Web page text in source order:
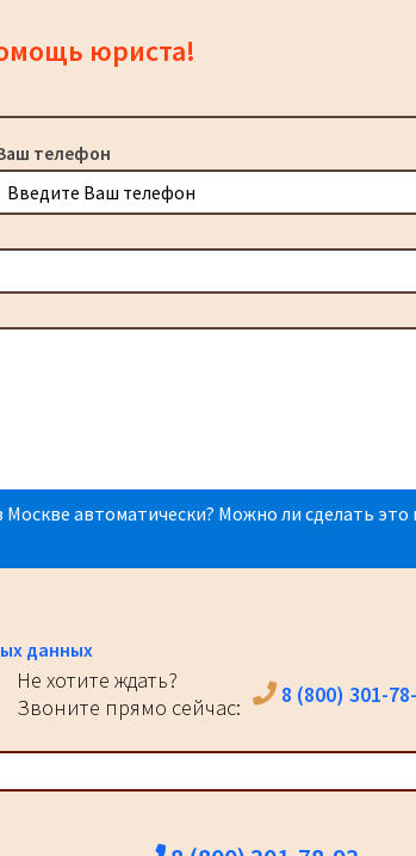
юриста!
телефон
автоматически? Можно ли сделать это
данных
Не хотите ждать?
Звоните прямо сейчас:
8 (800) 301-